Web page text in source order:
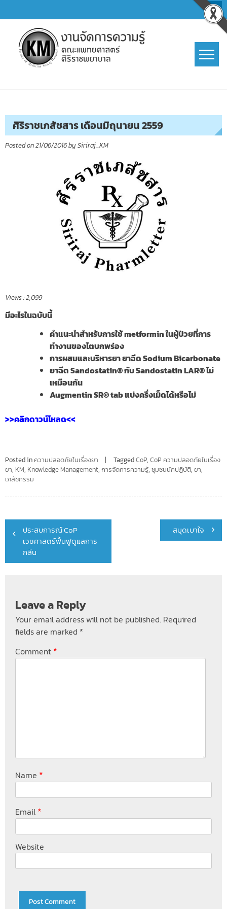
to
content
ศิริราชเภสัชสาร เดือนมิถุนายน 2559
Posted on21/06/2016by Siriraj_KM
Views :2,099
มีอะไรในฉบับนี้
คำแนะนำสำหรับการใช้ metformin ในผู้ป่วยที่การ
ทำงานของไตบกพร่อง
การผสมและบริหารยา ยาฉีด Sodium Bicarbonate
ยาฉีด Sandostatin® กับ Sandostatin LAR® ไม่
เหมือนกัน
Augmentin SR® tab แบ่งครึ่งเม็ดได้หรือไม่
>>คลิกดาวน์โหลด<<
Posted in ความปลอดภัยในเรื่องยา TaggedCoP, CoP ความปลอดภัยในเรื่อง
ยา, KM, Knowledge Management, การจัดการความรู้, ชุมชนนักปฏิบัติ, ยา,
เภสัชกรรม
Post
navigation
ประสบการณ์ CoP
เวชศาสตร์ฟื้นฟูดูแลการ
กลืน
สมุดเบาใจ
Leave a Reply
Your email address will not be published. Required
fields are marked *
Comment *
Name *
Email *
Website